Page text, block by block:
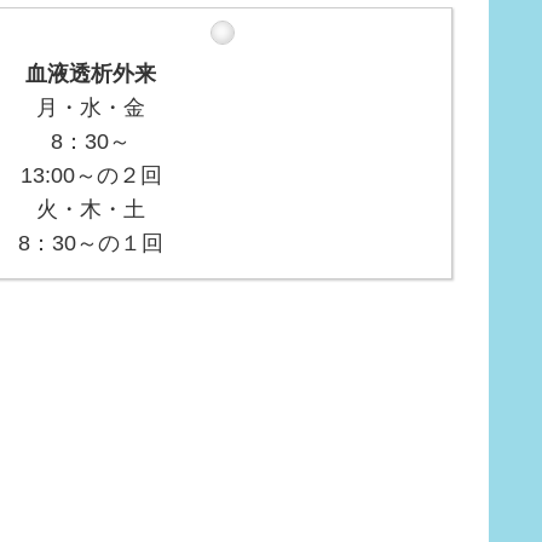
血液透析外来
月・水・金
8：30～
13:00～の２回
火・木・土
8：30～の１回